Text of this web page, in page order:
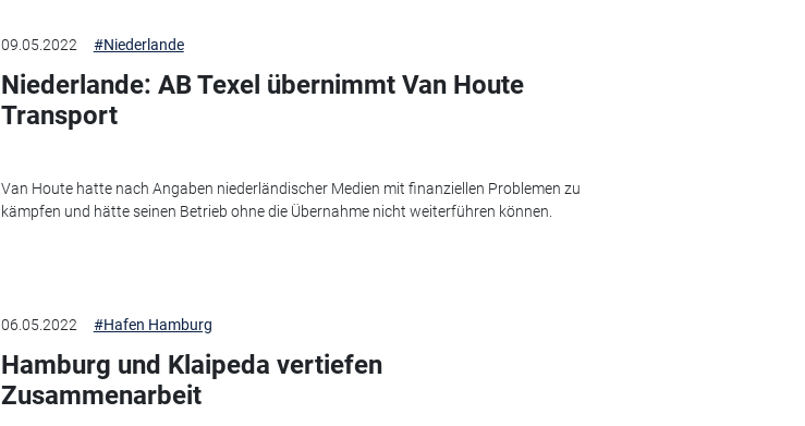
09.05.2022 #Niederlande
Niederlande: AB Texel übernimmt Van Houte
Transport
Van Houte hatte nach Angaben niederländischer Medien mit finanziellen Problemen zu
kämpfen und hätte seinen Betrieb ohne die Übernahme nicht weiterführen können.
06.05.2022 #Hafen Hamburg
Hamburg und Klaipeda vertiefen
Zusammenarbeit